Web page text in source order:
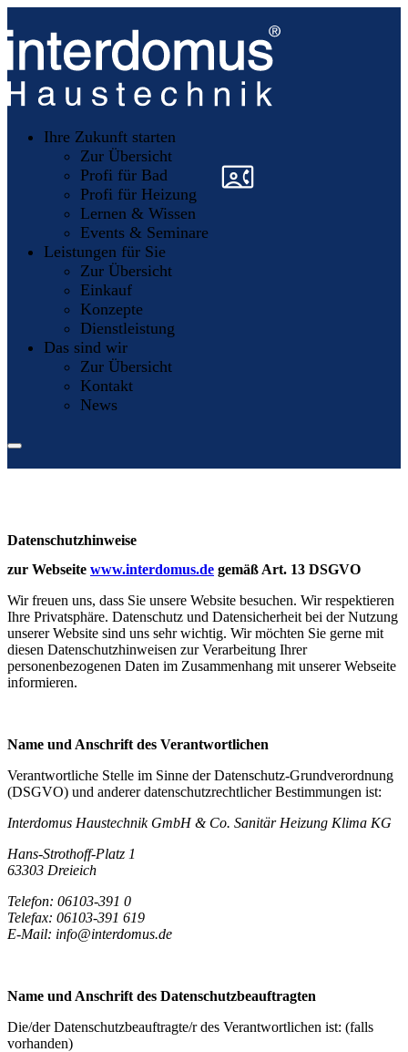
Ihre Zukunft starten
Zur Übersicht
Profi für Bad
Profi für Heizung
Lernen & Wissen
Events & Seminare
Leistungen für Sie
Zur Übersicht
Einkauf
Konzepte
Dienstleistung
Das sind wir
Zur Übersicht
Kontakt
News
»
Datenschutz­hinweise
zur Webseite www.interdomus.de gemäß Art. 13 DSGVO
Wir freuen uns, dass Sie unsere Website besuchen. Wir respektieren
Ihre Privatsphäre. Datenschutz und Datensicherheit bei der Nutzung
unserer Website sind uns sehr wichtig. Wir möchten Sie gerne mit
diesen Datenschutzhinweisen zur Verarbeitung Ihrer
personenbezogenen Daten im Zusammenhang mit unserer Webseite
informieren.
Name und Anschrift des Verantwortlichen
Verantwortliche Stelle im Sinne der Datenschutz-Grundverordnung
(DSGVO) und anderer datenschutzrechtlicher Bestimmungen ist:
Interdomus Haustechnik GmbH & Co. Sanitär Heizung Klima KG
Hans-Strothoff-Platz 1
63303 Dreieich
Telefon: 06103-391 0
Telefax: 06103-391 619
E-Mail: info@interdomus.de
Name und Anschrift des Datenschutz­beauftragten
Die/der Datenschutzbeauftragte/r des Verantwortlichen ist: (falls
vorhanden)